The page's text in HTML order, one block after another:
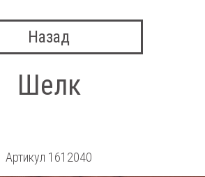
Назад
Шелк
Артикул 1612040